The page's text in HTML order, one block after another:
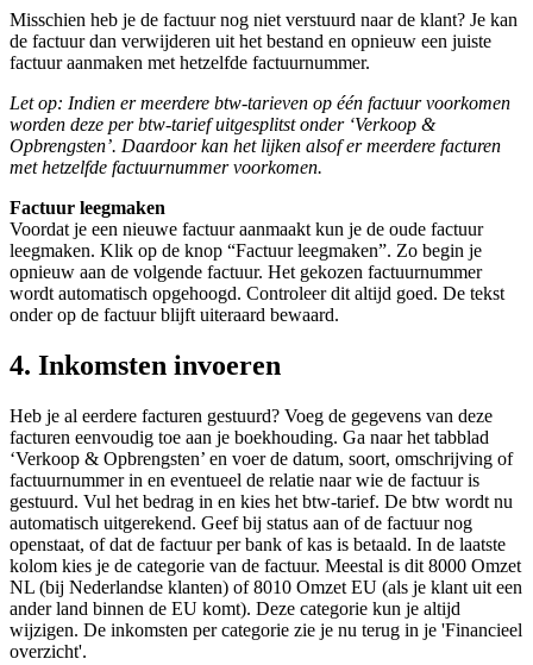
Misschien heb je de factuur nog niet verstuurd naar de klant? Je kan
de factuur dan verwijderen uit het bestand en opnieuw een juiste
factuur aanmaken met hetzelfde factuurnummer.
Let op: Indien er meerdere btw-tarieven op één factuur voorkomen
worden deze per btw-tarief uitgesplitst onder ‘Verkoop &
Opbrengsten’. Daardoor kan het lijken alsof er meerdere facturen
met hetzelfde factuurnummer voorkomen.
Factuur leegmaken
Voordat je een nieuwe factuur aanmaakt kun je de oude factuur
leegmaken. Klik op de knop “Factuur leegmaken”. Zo begin je
opnieuw aan de volgende factuur. Het gekozen factuurnummer
wordt automatisch opgehoogd. Controleer dit altijd goed. De tekst
onder op de factuur blijft uiteraard bewaard.
4. Inkomsten invoeren
Heb je al eerdere facturen gestuurd? Voeg de gegevens van deze
facturen eenvoudig toe aan je boekhouding. Ga naar het tabblad
‘Verkoop & Opbrengsten’ en voer de datum, soort, omschrijving of
factuurnummer in en eventueel de relatie naar wie de factuur is
gestuurd. Vul het bedrag in en kies het btw-tarief. De btw wordt nu
automatisch uitgerekend. Geef bij status aan of de factuur nog
openstaat, of dat de factuur per bank of kas is betaald. In de laatste
kolom kies je de categorie van de factuur. Meestal is dit 8000 Omzet
NL (bij Nederlandse klanten) of 8010 Omzet EU (als je klant uit een
ander land binnen de EU komt). Deze categorie kun je altijd
wijzigen. De inkomsten per categorie zie je nu terug in je 'Financieel
overzicht'.